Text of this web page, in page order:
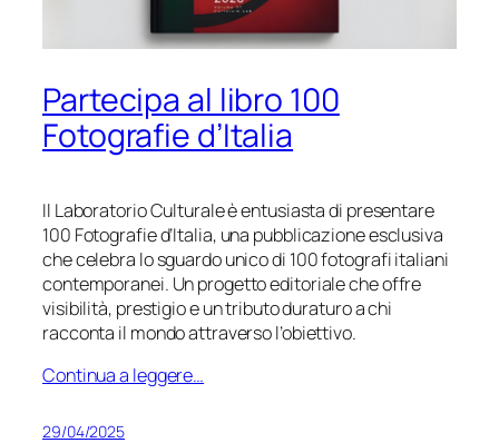
Partecipa al libro 100
Fotografie d’Italia
Il Laboratorio Culturale è entusiasta di presentare
100 Fotografie d’Italia, una pubblicazione esclusiva
che celebra lo sguardo unico di 100 fotografi italiani
contemporanei. Un progetto editoriale che offre
visibilità, prestigio e un tributo duraturo a chi
racconta il mondo attraverso l’obiettivo.
Continua a leggere…
29/04/2025